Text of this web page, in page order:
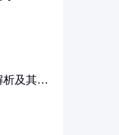
析及其在